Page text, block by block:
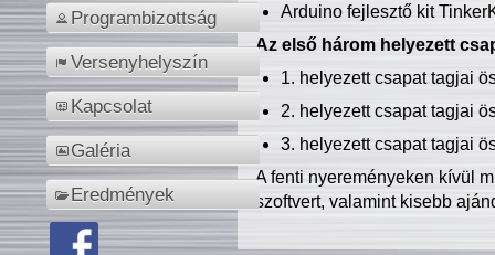
Programbizottság
Versenyhelyszín
Kapcsolat
Galéria
Eredmények
Arduino fejlesztő kit
Az első három helyezett
1. helyezett csapat tagjai
2. helyezett csapat tagjai
3. helyezett csapat tagjai
A fenti nyereményeken kívül
szoftvert, valamint kisebb